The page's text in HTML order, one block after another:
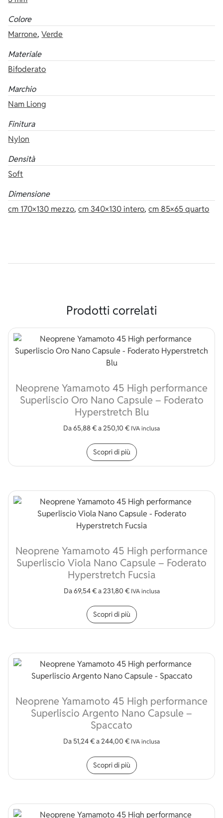
Colore
Marrone,Verde
Materiale
Bifoderato
Marchio
Nam Liong
Finitura
Nylon
Densità
Soft
Dimensione
cm 170×130 mezzo,cm 340×130 intero,cm 85×65 quarto
Prodotti correlati
Neoprene Yamamoto 45 High performance
Superliscio Oro Nano Capsule – Foderato
Hyperstretch Blu
Da65,88€a250,10 € IVA inclusa
Scopri di più
Neoprene Yamamoto 45 High performance
Superliscio Viola Nano Capsule – Foderato
Hyperstretch Fucsia
Da69,54€a231,80 € IVA inclusa
Scopri di più
Neoprene Yamamoto 45 High performance
Superliscio Argento Nano Capsule –
Spaccato
Da 51,24€a244,00 € IVA inclusa
Scopri di più